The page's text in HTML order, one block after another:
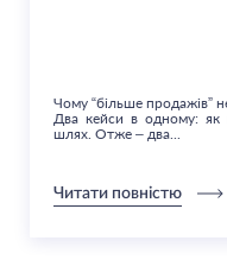
Чому “більше продажів”
Два кейси в одному: як
шлях. Отже – два...
Читати повністю